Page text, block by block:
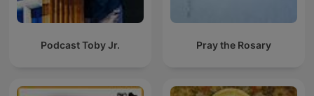
Podcast Toby Jr. Pray the Rosary